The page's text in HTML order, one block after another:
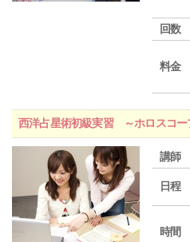
回数
料金
西洋占星術初級実習 ～ホロスコー
講師
日程
時間